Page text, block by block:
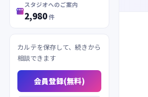

スタジオへのご案内
2,980件
カルテを保存して、続きから
相談できます
会員登録(無料)